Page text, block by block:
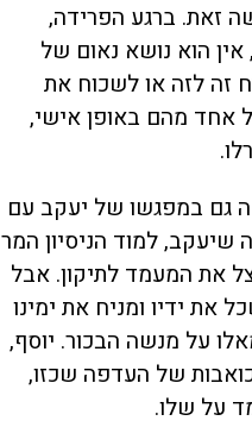
זאת. ברגע הפרידה,
הוא נושא נאום של
זה לזה או לשכוח את
אחד מהם באופן אישי,
גם במפגשו של יעקב עם
שיעקב, למוד הניסיון המר
את המעמד לתיקון. אבל
את ידיו ומניח את ימינו
על מנשה הבכור. יוסף,
של העדפה שכזו,
על שלו.